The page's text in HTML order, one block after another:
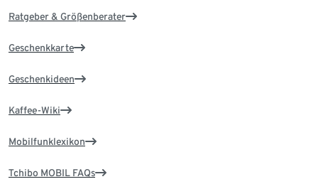
Ratgeber & Größenberater
Geschenkkarte
Geschenkideen
Kaffee-Wiki
Mobilfunklexikon
Tchibo MOBIL FAQs